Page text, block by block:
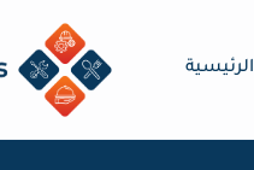
الرئيسية